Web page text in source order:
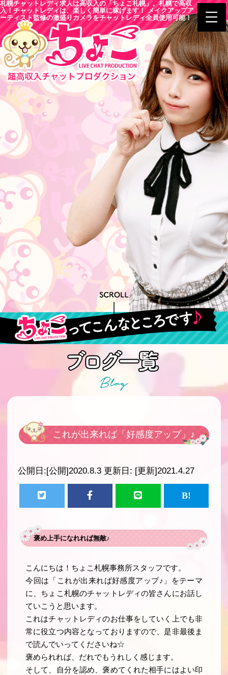
札幌チャットレディ求人は高収入の「ちょこ札幌」。札幌で高収
入！チャットレディは、楽しく簡単に稼げます！ メイクアップア
ーティスト監修の激盛りカメラをチャットレディ全員使用可能！
これが出来れば「好感度アップ」♪
公開日:[公開]2020.8.3 更新日: [更新]2021.4.27
褒め上手になれれば無敵♪
こんにちは！ちょこ札幌事務所スタッフです。
今回は「これが出来れば好感度アップ♪」をテーマ
に、ちょこ札幌のチャットレディの皆さんにお話し
ていこうと思います。
これはチャットレディのお仕事をしていく上でも非
常に役立つ内容となっておりますので、是非最後ま
で読んでいってくださいね☆
褒められれば、だれでもうれしく感じます。
そして、
自分を認め、褒めてくれた相手にはよい印